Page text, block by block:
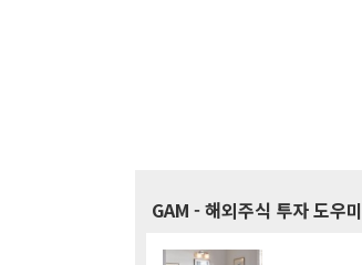
GAM - 해외주식 투자 도우미